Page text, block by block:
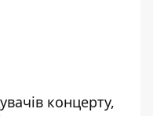
концерту,